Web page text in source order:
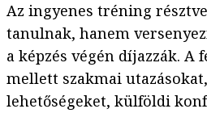
Az ingyenes tréning
tanulnak, hanem
a képzés végén díjazzák.
mellett szakmai
lehetőségeket, külföldi